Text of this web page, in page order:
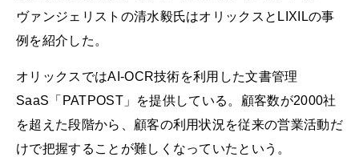
ヴァンジェリストの清水毅氏はオリックスとLIXILの事
例を紹介した。
オリックスではAI-OCR技術を利用した文書管理
SaaS「PATPOST」を提供している。顧客数が2000社
を超えた段階から、顧客の利用状況を従来の営業活動だ
けで把握することが難しくなっていたという。